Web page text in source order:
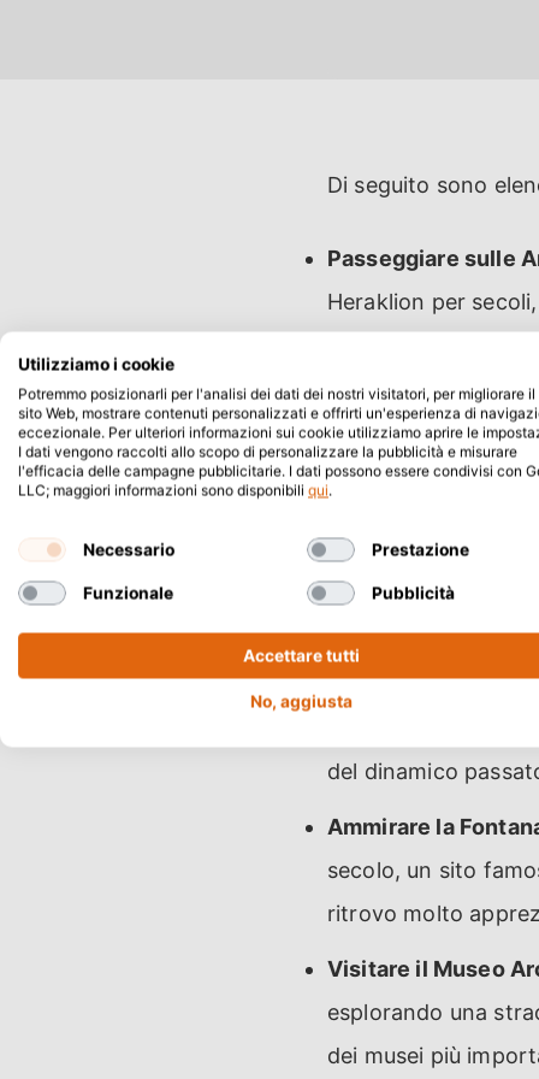
Di seguito sono
Passeggiare sulle
Heraklion per
Fare una gita di un
per le sue spiagge
bellezza naturale.
Rendere omaggio
autori più
successi letterari
Scoprire il Museo
del dinamico
Ammirare la
secolo, un sito
ritrovo molto
Visitare il Museo
esplorando una
dei musei più
Utilizziamo i cookie
Potremmo posizionarli per l'analisi dei dati dei nostri visitatori, per migliorare il
sito Web, mostrare contenuti personalizzati e offrirti un'esperienza di
eccezionale. Per ulteriori informazioni sui cookie utilizziamo aprire le
I dati vengono raccolti allo scopo di personalizzare la pubblicità e misurare
l'efficacia delle campagne pubblicitarie. I dati possono essere condivisi con
LLC; maggiori informazioni sono disponibili qui.
Necessario Prestazione
Funzionale Pubblicità
Accettare tutti
No, aggiusta